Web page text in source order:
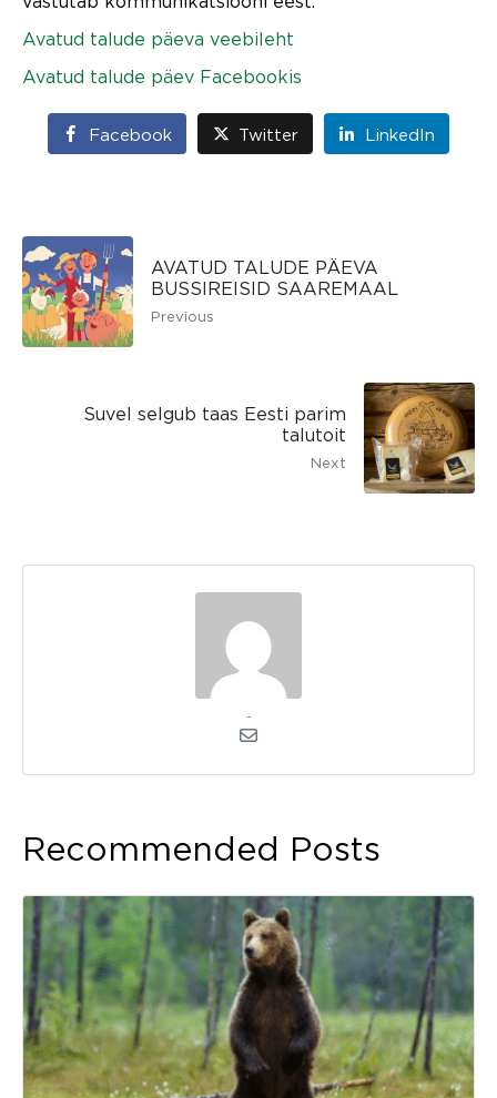
Avatud talude päeva veebileht
Avatud talude päev Facebookis
Facebook Twitter LinkedIn
AVATUD TALUDE PÄEVA
BUSSIREISID SAAREMAAL
Previous
Suvel selgub taas Eesti parim
talutoit
Next
Recommended Posts